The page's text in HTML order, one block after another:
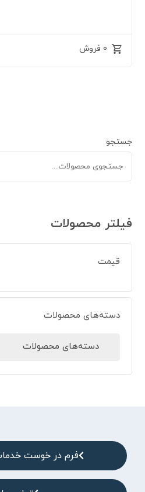
0 فروش
جستجو
فیلتر محصولات
قیمت
دسته‌های محصولات
دسته‌های محصولات
فرم در خوست